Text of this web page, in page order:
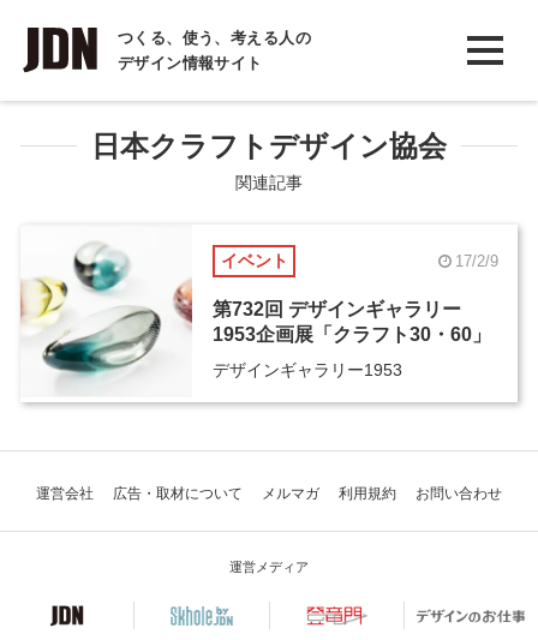
つくる、使う、考える人の
デザイン情報サイト
INTERVIEW
インタビュー
REPORT
コラム
日本クラフトデザイン協会
関連記事
イベント 17/2/9
第732回 デザインギャラリー
1953企画展「クラフト30・60」
デザインギャラリー1953
運営会社 広告・取材について メルマガ 利用規約 お問い合わせ
運営メディア